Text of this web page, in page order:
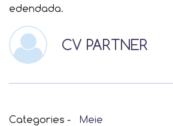
edendada.
CV PARTNER
Categories - Meie